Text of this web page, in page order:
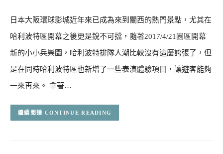
日本大阪環球影城近年來已成為來到關西的熱門景點，尤其在
哈利波特區開幕之後更是銳不可擋，隨著2017/4/21園區開幕
新的小小兵樂園，哈利波特排隊人潮比較沒有這麼誇張了，但
是在同時哈利波特區也新增了一些表演體驗項目，讓遊客能夠
一來再來。 拿著…
CONTINUE READING